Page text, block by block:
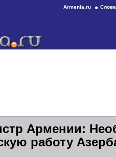
Armenia.ru
Армении:
работу